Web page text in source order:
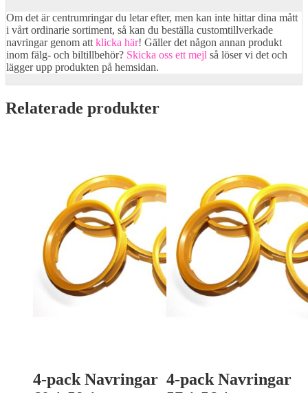
Om det är centrumringar du letar efter, men kan inte hittar dina mått
i vårt ordinarie sortiment, så kan du beställa customtillverkade
navringar genom att klicka här! Gäller det någon annan produkt
inom fälg- och biltillbehör? Skicka oss ett mejl så löser vi det och
lägger upp produkten på hemsidan.
Relaterade produkter
4-pack Navringar 4-pack Navringar